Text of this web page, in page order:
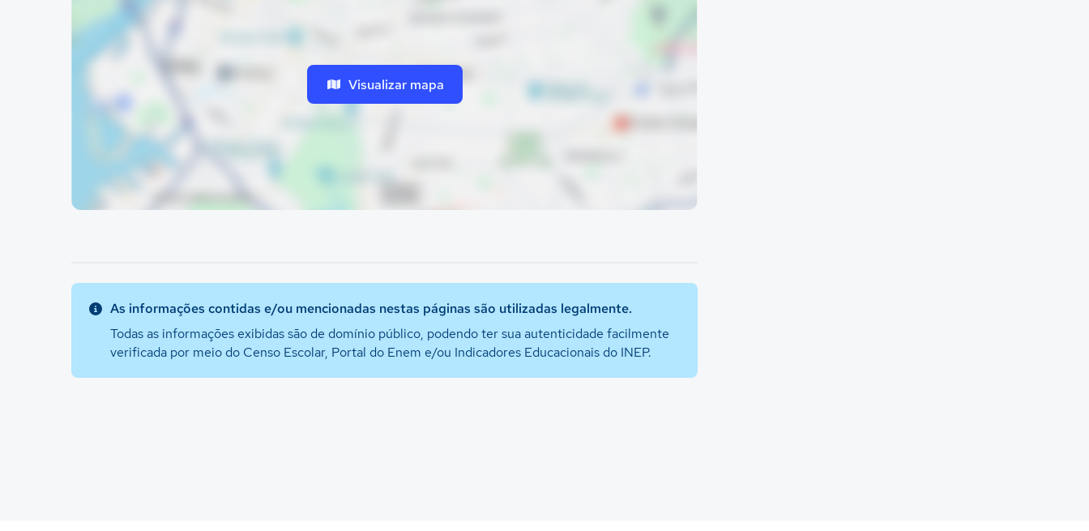
Visualizar mapa
As informações contidas e/ou mencionadas nestas páginas são utilizadas legalmente.
Todas as informações exibidas são de domínio público, podendo ter sua autenticidade facilmente
verificada por meio do Censo Escolar, Portal do Enem e/ou Indicadores Educacionais do INEP.